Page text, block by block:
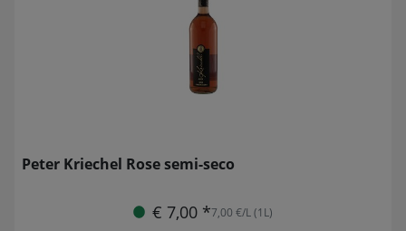
Peter Kriechel Rose semi-seco
€ 7,00 *7,00 €/L (1L)